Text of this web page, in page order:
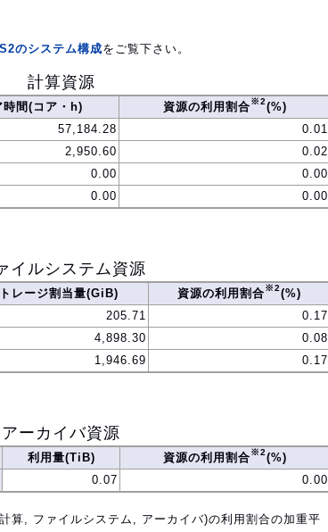
のシステム構成をご覧下さい。
計算資源
時間(コア・h) 資源の利用割合※2(%)
57,184.28
0.01
2,950.60
0.02
0.00
0.00
0.00 0.00
イルシステム資源
レージ割当量(GiB) 資源の利用割合※2(%)
205.71
0.17
4,898.30
0.08
1,946.69 0.17
アーカイバ資源
利用量(TiB) 資源の利用割合※2(%)
0.07 0.00
算, ファイルシステム, アーカイバ)の利用割合の加重平